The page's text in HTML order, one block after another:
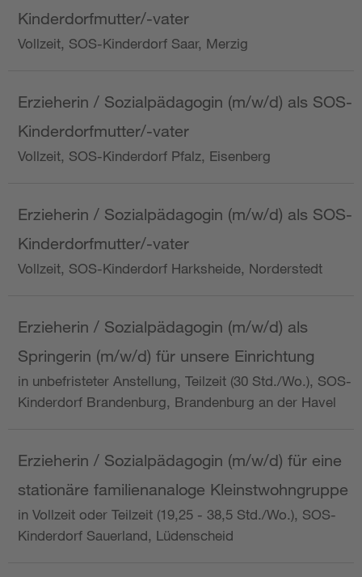
Kinderdorfmutter/-vater
Vollzeit, SOS-Kinderdorf Saar, Merzig
Erzieherin / Sozialpädagogin (m/w/d) als SOS-
Kinderdorfmutter/-vater
Vollzeit, SOS-Kinderdorf Pfalz, Eisenberg
Erzieherin / Sozialpädagogin (m/w/d) als SOS-
Kinderdorfmutter/-vater
Vollzeit, SOS-Kinderdorf Harksheide, Norderstedt
Erzieherin / Sozialpädagogin (m/w/d) als
Springerin (m/w/d) für unsere Einrichtung
in unbefristeter Anstellung, Teilzeit (30 Std./Wo.), SOS-
Kinderdorf Brandenburg, Brandenburg an der Havel
Erzieherin / Sozialpädagogin (m/w/d) für eine
stationäre familienanaloge Kleinstwohngruppe
in Vollzeit oder Teilzeit (19,25 - 38,5 Std./Wo.), SOS-
Kinderdorf Sauerland, Lüdenscheid